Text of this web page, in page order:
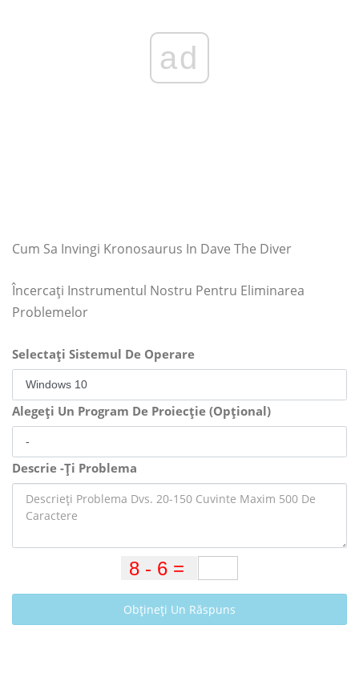
ad
Cum Sa Invingi Kronosaurus In Dave The Diver
Încercați Instrumentul Nostru Pentru Eliminarea
Problemelor
Selectați Sistemul De Operare
Alegeți Un Program De Proiecție (Opțional)
Descrie -Ți Problema
Obțineți Un Răspuns